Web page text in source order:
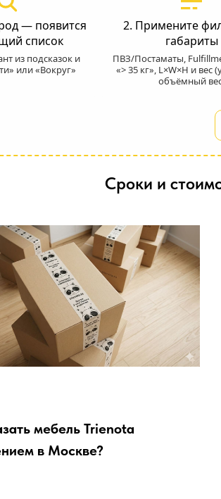
— появится
список
из подсказок и
или «Вокруг»
2. Примените
габариты
ПВЗ/Постаматы,
«> 35 кг», L×W×H и вес
объёмный
Сроки и
мебель Trienota
в Москве?